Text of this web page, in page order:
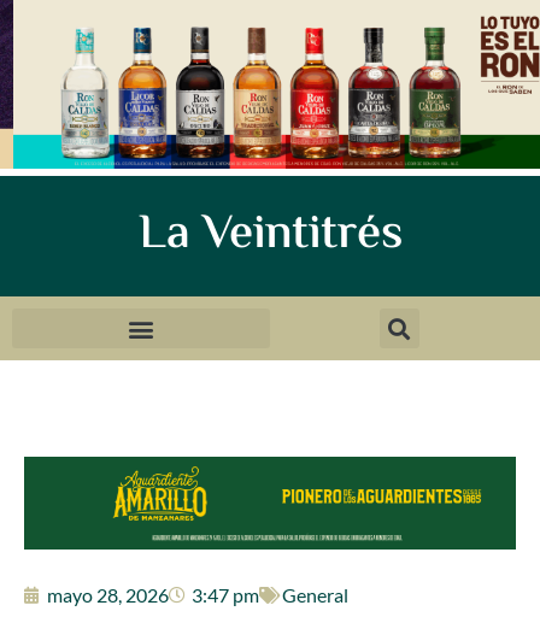
La Veintitrés
mayo 28, 2026 3:47 pm General